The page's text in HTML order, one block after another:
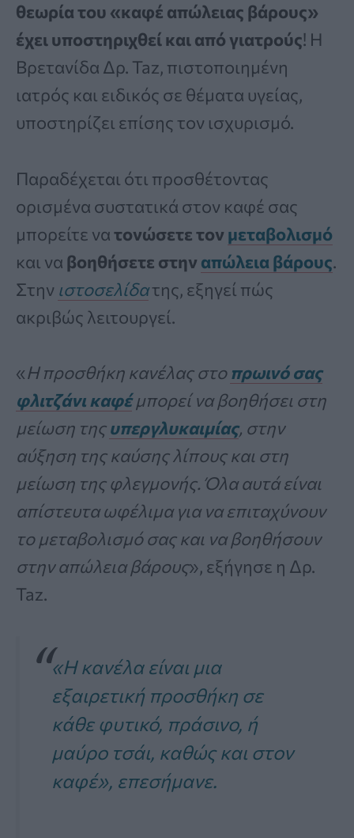
θεωρία του «καφέ απώλειας βάρους»
έχει υποστηριχθεί και από γιατρούς! Η
Βρετανίδα Δρ. Taz, πιστοποιημένη
ιατρός και ειδικός σε θέματα υγείας,
υποστηρίζει επίσης τον ισχυρισμό.
Παραδέχεται ότι προσθέτοντας
ορισμένα συστατικά στον καφέ σας
μπορείτε νατονώσετε τον μεταβολισμό
και να βοηθήσετε στην απώλεια βάρους.
Στην ιστοσελίδατης, εξηγεί πώς
ακριβώς λειτουργεί.
«Η προσθήκη κανέλας στο πρωινό σας
φλιτζάνι καφέμπορεί να βοηθήσει στη
μείωση τηςυπεργλυκαιμίας, στην
αύξηση της καύσης λίπους και στη
μείωση της φλεγμονής. Όλα αυτά είναι
απίστευτα ωφέλιμα για να επιταχύνουν
το μεταβολισμό σας και να βοηθήσουν
στην απώλεια βάρους», εξήγησε η Δρ.
Taz.
«Η κανέλα είναι μια
εξαιρετική προσθήκη σε
κάθε φυτικό, πράσινο, ή
μαύρο τσάι, καθώς και στον
καφέ», επεσήμανε.